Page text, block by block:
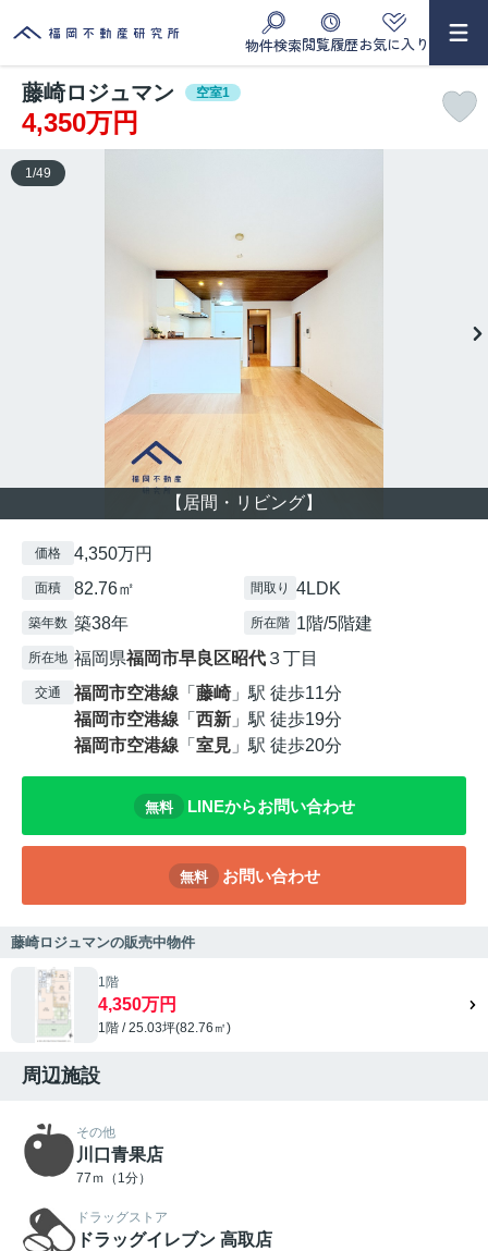
物件検索閲覧履歴お気に入り
藤崎ロジュマン 空室1
4,350万円
【居間・リビング】
1 /49
価格 4,350万円
面積 82.76㎡ 間取り 4LDK
築年数 築38年 所在階 1階/5階建
所在地 福岡県福岡市早良区昭代 ３丁目
交通 福岡市空港線 「 藤崎」駅 徒歩11分
福岡市空港線 「 西新 」駅 徒歩19分
福岡市空港線 「 室見 」駅 徒歩20分
無料 LINEからお問い合わせ
無料 お問い合わせ
藤崎ロジュマンの販売中物件
1階
4,350万円
1階 / 25.03坪(82.76㎡)
周辺施設
その他
川口青果店
77ｍ（1分）
ドラッグストア
ドラッグイレブン 高取店